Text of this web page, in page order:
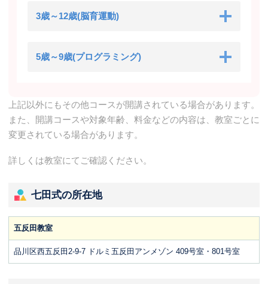
3歳～12歳(脳育運動)
5歳～9歳(プログラミング)
上記以外にもその他コースが開講されている場合があります。
また、開講コースや対象年齢、料金などの内容は、教室ごとに
変更されている場合があります。
詳しくは教室にてご確認ください。
七田式の所在地
五反田教室
品川区西五反田2-9-7 ドルミ五反田アンメゾン 409号室・801号室